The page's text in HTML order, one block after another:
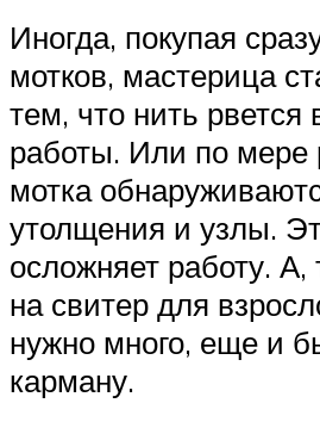
Иногда, покупая
мотков, мастерица
тем, что нить рвется
работы. Или по мере
мотка
утолщения и узлы.
осложняет работу. А,
на свитер для
нужно много, еще и
карману.